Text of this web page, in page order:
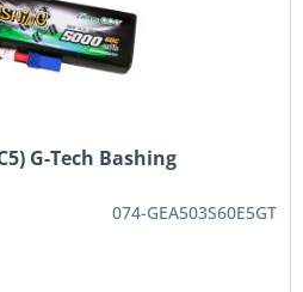
G-Tech Bashing
074-GEA503S60E5GT